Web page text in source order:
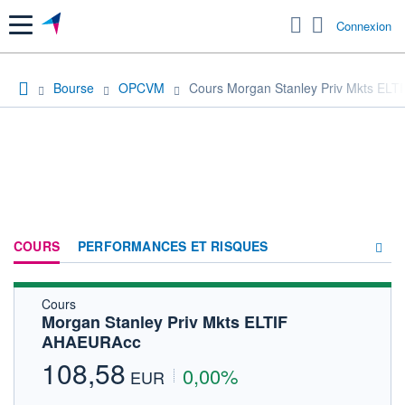
Menu Connexion
Bourse OPCVM Cours Morgan Stanley Priv Mkts
COURS PERFORMANCES ET RISQUES
FORUM
Cours
Morgan Stanley Priv Mkts ELTIF
AHAEURAcc
108,58 EUR 0,00%